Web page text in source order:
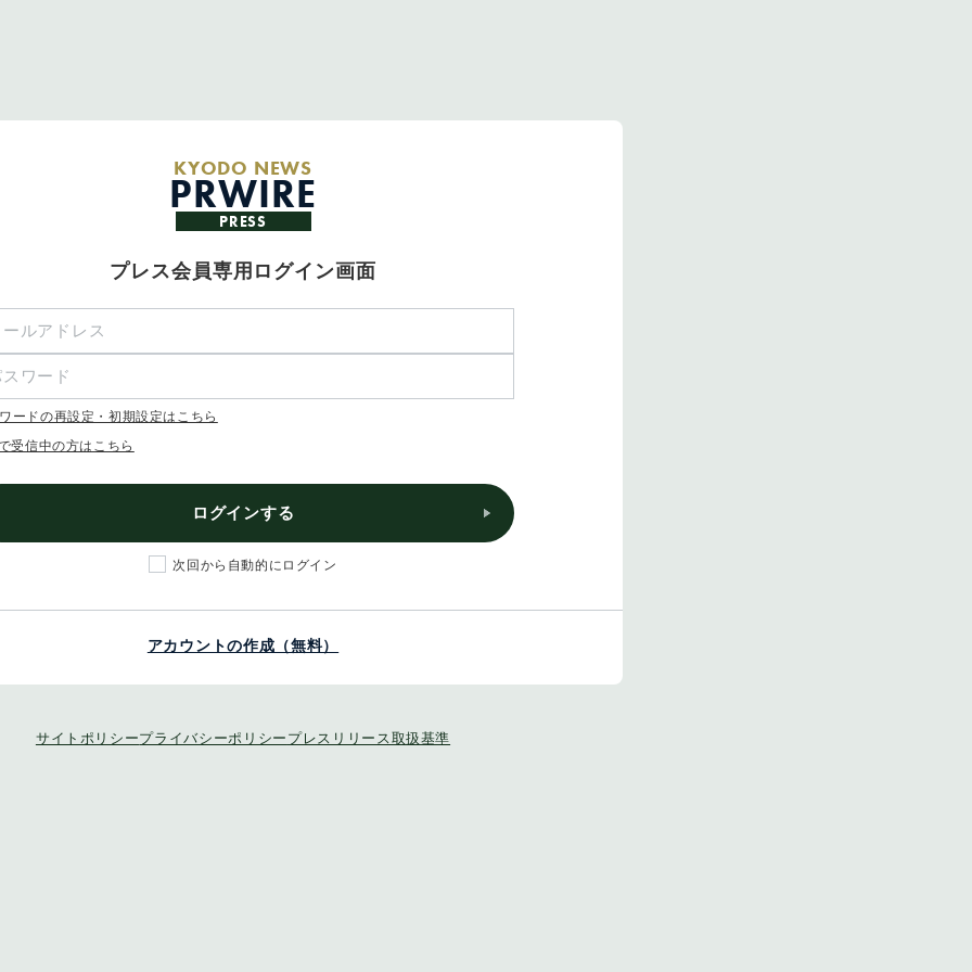
KYODO NEWS
PRWIRE
PRESS
プレス会員専用ログイン画面
ードの再設定・初期設定はこちら
受信中の方はこちら
ログインする
次回から自動的にログイン
アカウントの作成（無料）
サイトポリシープライバシーポリシー プレスリリース取扱基準